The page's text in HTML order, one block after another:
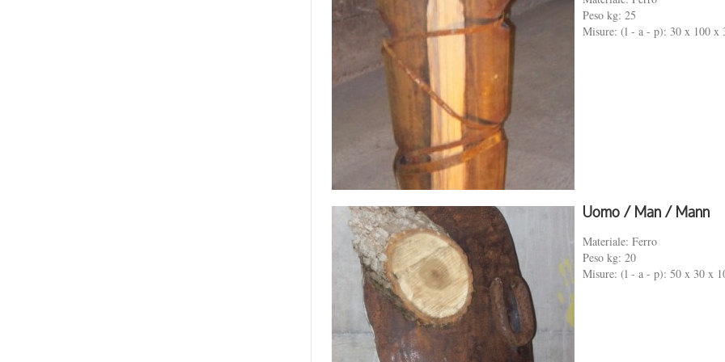
Peso kg: 25
Misure: (l - a - p): 30 x 100 x
Uomo / Man / Mann
Materiale: Ferro
Peso kg: 20
Misure: (l - a - p): 50 x 30 x